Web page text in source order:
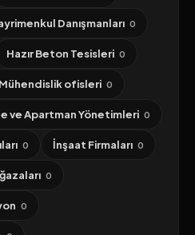
Danışmanları 0
Hazır Beton Tesisleri 0
Mühendislik ofisleri 0
ve Apartman Yönetimleri 0
0 İnşaat Firmaları 0
0
0